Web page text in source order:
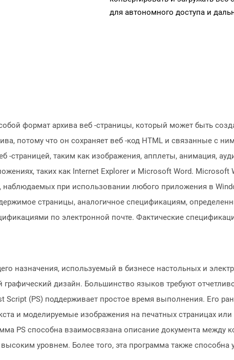
для автономного доступа и
формат архива веб -страницы, который может быть
потому что он сохраняет веб -код HTML и связанные с
-страницей, таким как изображения, апплеты, анимация,
таких как Internet Explorer и Microsoft Word. Microsoft
наблюдаемых при использовании любого приложения в
страницы, аналогичное спецификациям,
по электронной почте. Фактические
назначения, используемый в бизнесе настольных и
дизайн. Большинство языков требуют
(PS) поддерживает простое время выполнения. Его
и моделируемые изображения на печатных страницах
PS способна взаимосвязана описание документа между
уровнем. Более того, эта программа также способна